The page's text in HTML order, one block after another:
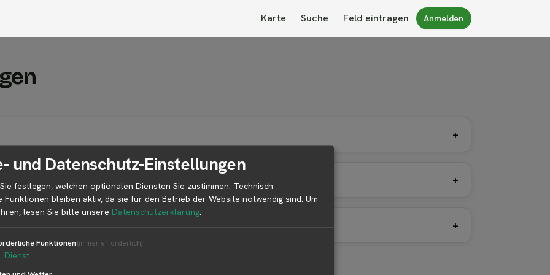
Karte Suche Feld eintragen Anmelden
+
+
+
und Datenschutz-Einstellungen
festlegen, welchen optionalen Diensten Sie zustimmen. Technisch
bleiben aktiv, da sie für den Betrieb der Website notwendig sind. Um
lesen Sie bitte unsere Datenschutzerklärung.
Funktionen (immer erforderlich)
Dienst